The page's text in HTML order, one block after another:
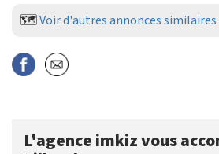
🗺️Voir d'autres annonces
L'agence imkiz vous